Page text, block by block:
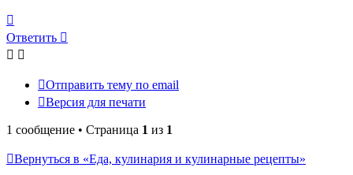
к
началу
Ответить
Отправить тему по email
Версия для печати
1 сообщение • Страница 1 из 1
Вернуться в «Еда, кулинария и кулинарные рецепты»